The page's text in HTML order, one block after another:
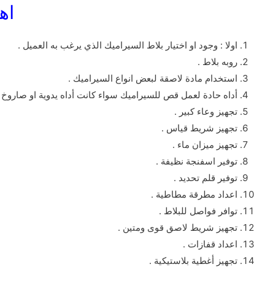
اولا : وجود او اختيار بلاط السيراميك الذي يرغب به العميل .
روبه بلاط .
استخدام مادة لاصقة لبعض انواع السيراميك .
أداه حادة لعمل قص للسيراميك سواء كانت أداه يدوية او صاروخ
تجهيز وعاء كبير .
تجهيز شريط قياس .
تجهيز ميزان ماء .
توفير اسفنجة نظيفة .
توفير قلم تحديد .
اعداد مطرقة مطاطية .
توافر فواصل للبلاط .
تجهيز شريط لاصق قوى ومتين .
اعداد قفازات .
تجهيز أغطية بلاستيكية .